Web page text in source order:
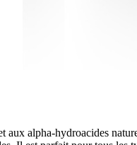
alpha-hydroacides